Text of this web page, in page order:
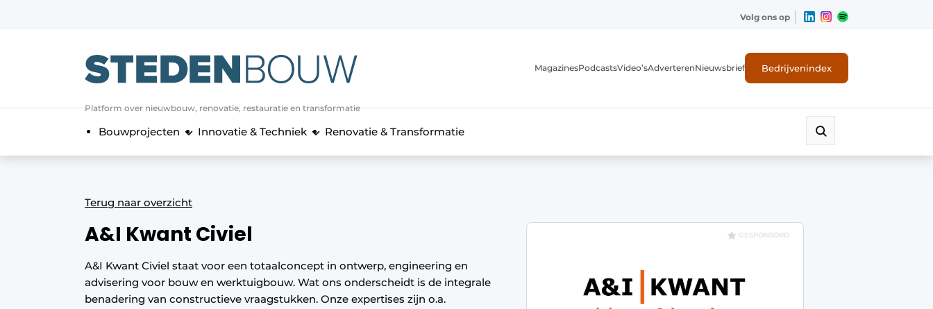
Algemene voorwaarden
authlogoff logon
Bedrijven
Evenement aanmelden
Home
Meest gelezen
Nieuwsbrief
Volg ons op
Platform over nieuwbouw, renovatie, restauratie en transformatie
MagazinesPodcastsVideo’sAdverterenNieuwsbrief Bedrijvenindex
Bouwprojecten Innovatie & Techniek Renovatie & Transformatie
Terug naar overzicht
A&I Kwant Civiel
A&I Kwant Civiel staat voor een totaalconcept in ontwerp, engineering en
advisering voor bouw en werktuigbouw. Wat ons onderscheidt is de integrale
benadering van constructieve vraagstukken. Onze expertises zijn o.a.
GESPONSORD